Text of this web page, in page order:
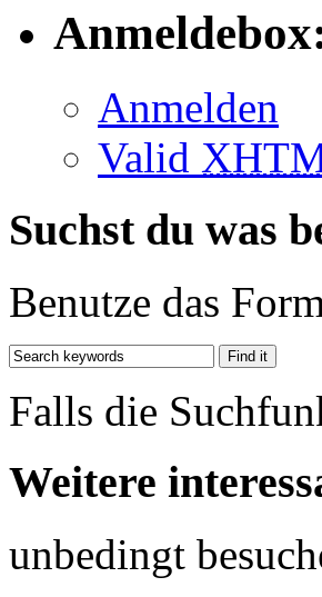
Anmelden
Valid
Suchst du was
Benutze das
Falls die
Weitere
unbedingt